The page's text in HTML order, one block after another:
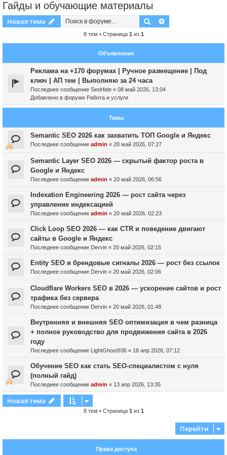
Гайды и обучающие материалы
Новая тема Поиск
8 тем • Страница 1 из 1
Объявления
Реклама на +170 форумах | Ручное размещение | Под
ключ | АП тем | Выполняю за 24 часа
Последнее сообщение SeoHide « 08 май 2026, 13:04
Добавлено в форуме Работа и услуги
Темы
Semantic SEO 2026 как захватить ТОП Google и Яндекс
Последнее сообщение admin « 20 май 2026, 07:27
Semantic Layer SEO 2026 — скрытый фактор роста в
Google и Яндекс
Последнее сообщение admin « 20 май 2026, 06:56
Indexation Engineering 2026 — рост сайта через
управление индексацией
Последнее сообщение admin « 20 май 2026, 02:23
Click Loop SEO 2026 — как CTR и поведение двигают
сайты в Google и Яндекс
Последнее сообщение Dervin « 20 май 2026, 02:15
Entity SEO и брендовые сигналы 2026 — рост без ссылок
Последнее сообщение Dervin « 20 май 2026, 02:06
Cloudflare Workers SEO в 2026 — ускорение сайтов и рост
трафика без сервера
Последнее сообщение Dervin « 20 май 2026, 01:48
Внутренняя и внешняя SEO оптимизация в чем разница
+ полное руководство для продвижения сайта в 2026
году
Последнее сообщение LightGhost936 « 18 апр 2026, 07:12
Обучение SEO как стать SEO-специалистом с нуля
(полный гайд)
Последнее сообщение admin « 13 апр 2026, 13:35
Новая тема
8 тем • Страница 1 из 1
Перейти
Права доступа